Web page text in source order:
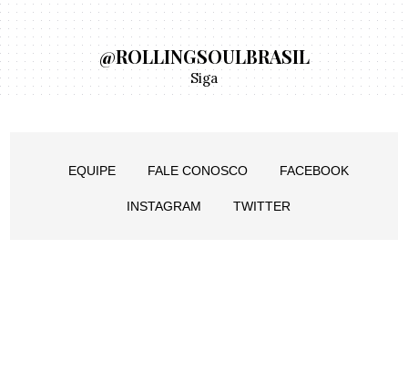
@ROLLINGSOULBRASIL
Siga
EQUIPE FALE CONOSCO FACEBOOK
INSTAGRAM TWITTER